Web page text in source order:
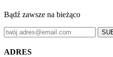
Bądź zawsze na bieżąco
ADRES